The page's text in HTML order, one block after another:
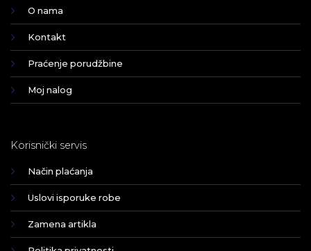
O nama
Kontakt
Praćenje porudžbine
Moj nalog
Korisnički servis
Način plaćanja
Uslovi isporuke robe
Zamena artikla